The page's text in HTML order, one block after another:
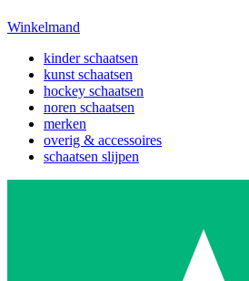
Winkelmand
kinder schaatsen
kunst schaatsen
hockey schaatsen
noren schaatsen
merken
overig & accessoires
schaatsen slijpen